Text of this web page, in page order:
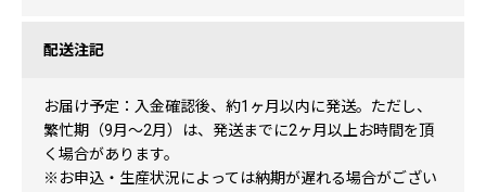
配送注記
お届け予定：入金確認後、約1ヶ月以内に発送。ただし、
繁忙期（9月～2月）は、発送までに2ヶ月以上お時間を頂
く場合があります。
※お申込・生産状況によっては納期が遅れる場合がござい